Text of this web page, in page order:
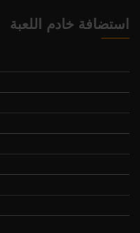
استضافة خادم اللعبة